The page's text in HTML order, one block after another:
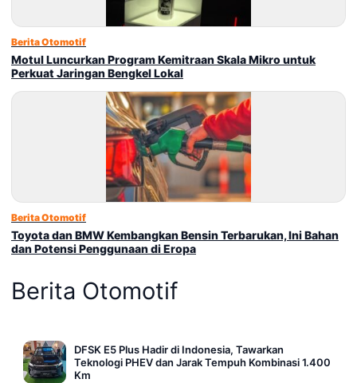
Berita Otomotif
Motul Luncurkan Program Kemitraan Skala Mikro untuk
Perkuat Jaringan Bengkel Lokal
Berita Otomotif
Toyota dan BMW Kembangkan Bensin Terbarukan, Ini Bahan
dan Potensi Penggunaan di Eropa
Berita Otomotif
DFSK E5 Plus Hadir di Indonesia, Tawarkan
Teknologi PHEV dan Jarak Tempuh Kombinasi 1.400
Km